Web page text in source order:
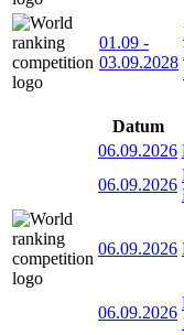
01.09 -
03.09.2028
Datum
06.09.2026
06.09.2026
06.09.2026
06.09.2026